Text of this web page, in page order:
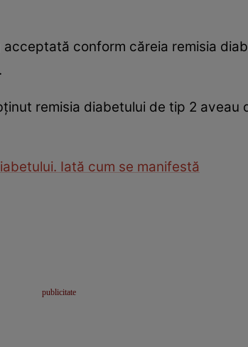
conform căreia remisia
remisia diabetului de tip 2 aveau
Iată cum se manifestă